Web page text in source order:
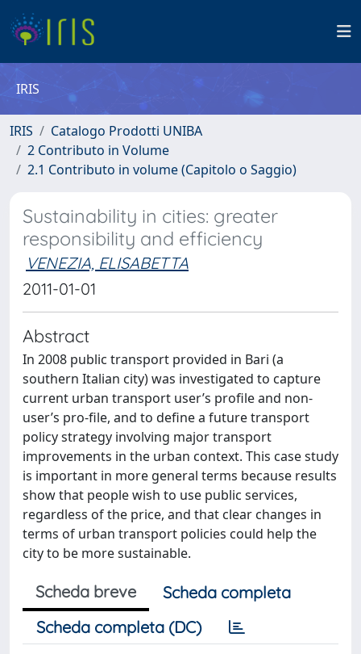
IRIS
IRIS
Catalogo Prodotti UNIBA
2 Contributo in Volume
2.1 Contributo in volume (Capitolo o Saggio)
Sustainability in cities: greater
responsibility and efficiency
VENEZIA, ELISABETTA
2011-01-01
Abstract
In 2008 public transport provided in Bari (a
southern Italian city) was investigated to capture
current urban transport user’s profile and non-
user’s pro-file, and to define a future transport
policy strategy involving major transport
improvements in the urban context. This case study
is important in more general terms because results
show that people wish to use public services,
regardless of the price, and that clear changes in
terms of urban transport policies could help the
city to be more sustainable.
Scheda breve
Scheda completa
Scheda completa (DC)